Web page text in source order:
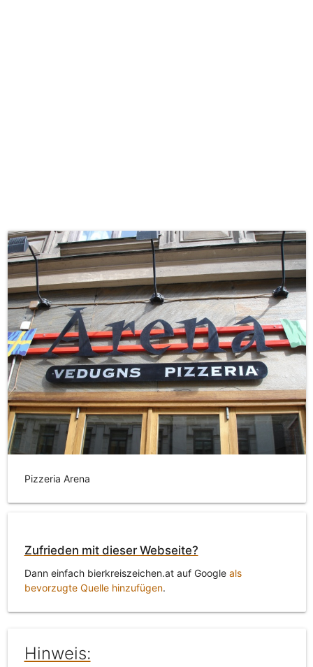
Pizzeria Arena
Zufrieden mit dieser Webseite?
Dann einfach bierkreiszeichen.at auf Google als
bevorzugte Quelle hinzufügen.
Hinweis: